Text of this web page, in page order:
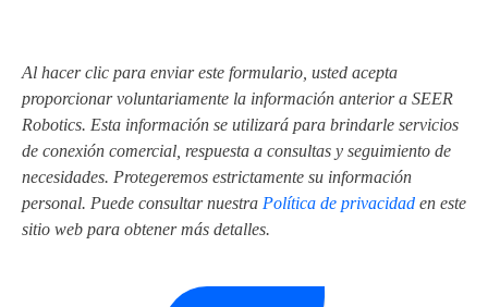
Al hacer clic para enviar este formulario, usted acepta
proporcionar voluntariamente la información anterior a SEER
Robotics. Esta información se utilizará para brindarle servicios
de conexión comercial, respuesta a consultas y seguimiento de
necesidades. Protegeremos estrictamente su información
personal. Puede consultar nuestra Política de privacidad en este
sitio web para obtener más detalles.